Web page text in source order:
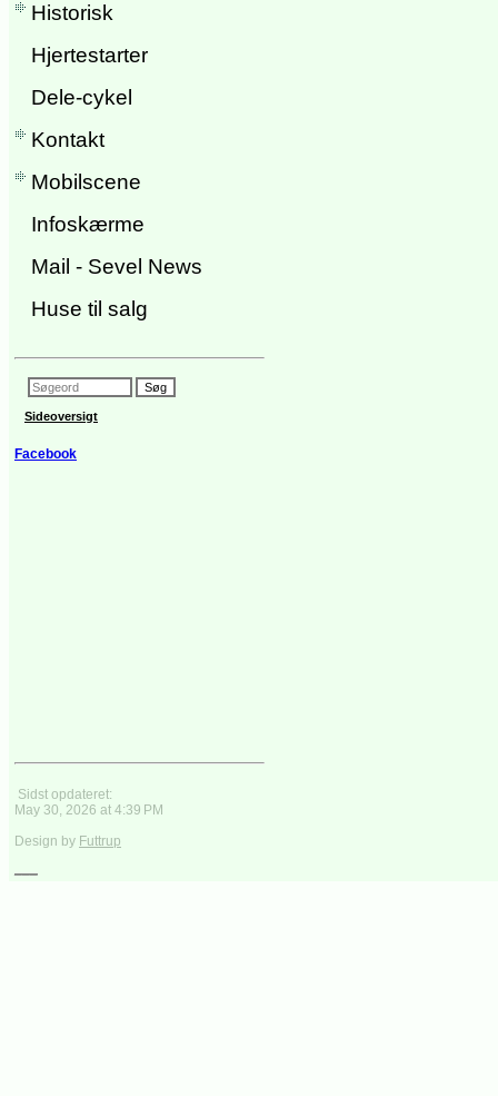
Historisk
Hjertestarter
Dele-cykel
Kontakt
Mobilscene
Infoskærme
Mail - Sevel News
Huse til salg
Sideoversigt
Facebook
Sidst opdateret:
May 30, 2026 at 4:39 PM
Design by Futtrup